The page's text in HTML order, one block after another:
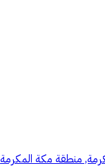
منطقة مكة المكرمة